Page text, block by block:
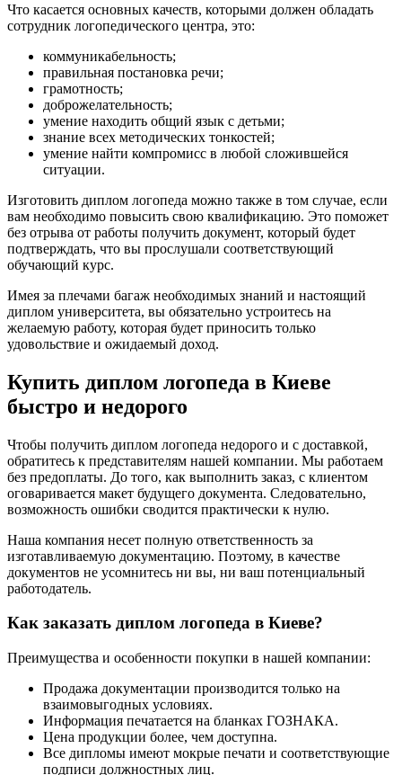
Что касается основных качеств, которыми должен обладать
сотрудник логопедического центра, это:
коммуникабельность;
правильная постановка речи;
грамотность;
доброжелательность;
умение находить общий язык с детьми;
знание всех методических тонкостей;
умение найти компромисс в любой сложившейся
ситуации.
Изготовить диплом логопеда можно также в том случае, если
вам необходимо повысить свою квалификацию. Это поможет
без отрыва от работы получить документ, который будет
подтверждать, что вы прослушали соответствующий
обучающий курс.
Имея за плечами багаж необходимых знаний и настоящий
диплом университета, вы обязательно устроитесь на
желаемую работу, которая будет приносить только
удовольствие и ожидаемый доход.
Купить диплом логопеда в Киеве
быстро и недорого
Чтобы получить диплом логопеда недорого и с доставкой,
обратитесь к представителям нашей компании. Мы работаем
без предоплаты. До того, как выполнить заказ, с клиентом
оговаривается макет будущего документа. Следовательно,
возможность ошибки сводится практически к нулю.
Наша компания несет полную ответственность за
изготавливаемую документацию. Поэтому, в качестве
документов не усомнитесь ни вы, ни ваш потенциальный
работодатель.
Как заказать диплом логопеда в Киеве?
Преимущества и особенности покупки в нашей компании:
Продажа документации производится только на
взаимовыгодных условиях.
Информация печатается на бланках ГОЗНАКА.
Цена продукции более, чем доступна.
Все дипломы имеют мокрые печати и соответствующие
подписи должностных лиц.